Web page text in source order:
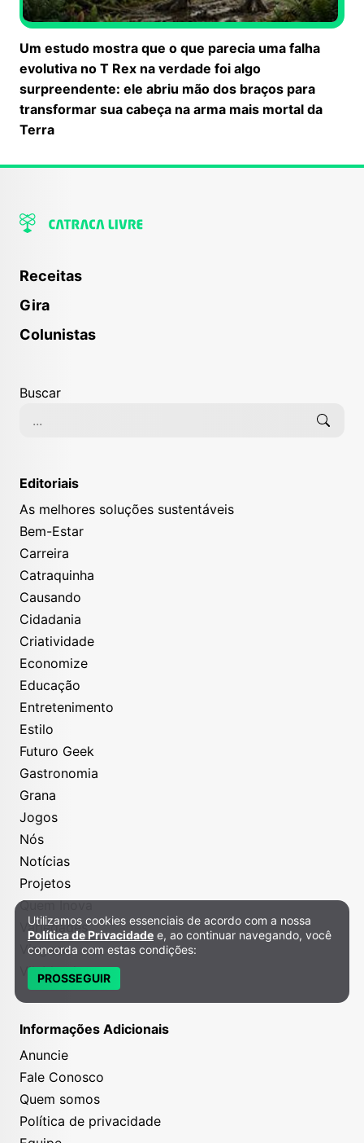
Um estudo mostra que o que parecia uma falha
evolutiva no T Rex na verdade foi algo
surpreendente: ele abriu mão dos braços para
transformar sua cabeça na arma mais mortal da
Terra
Receitas
Gira
Colunistas
Buscar
Editoriais
As melhores soluções sustentáveis
Bem-Estar
Carreira
Catraquinha
Causando
Cidadania
Criatividade
Economize
Educação
Entretenimento
Estilo
Futuro Geek
Gastronomia
Grana
Jogos
Nós
Notícias
Projetos
Quem Inova
Variedades
Viagem
VilaMundo
Informações Adicionais
Anuncie
Fale Conosco
Quem somos
Política de privacidade
Política de Privacidade e Cookies
Utilizamos cookies essenciais de acordo com a nossa
Política de Privacidade e, ao continuar navegando, você
concorda com estas condições:
PROSSEGUIR